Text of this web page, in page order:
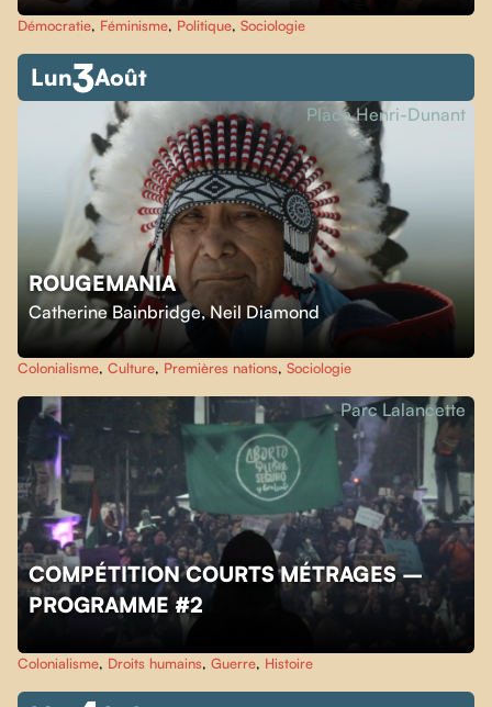
Démocratie, Féminisme, Politique, Sociologie
Lun3Août
ROUGEMANIA
Catherine Bainbridge,Neil Diamond
Place Henri-Dunant
Colonialisme, Culture, Premières nations, Sociologie
COMPÉTITION COURTS MÉTRAGES –
PROGRAMME #2
Parc Lalancette
Colonialisme, Droits humains, Guerre, Histoire